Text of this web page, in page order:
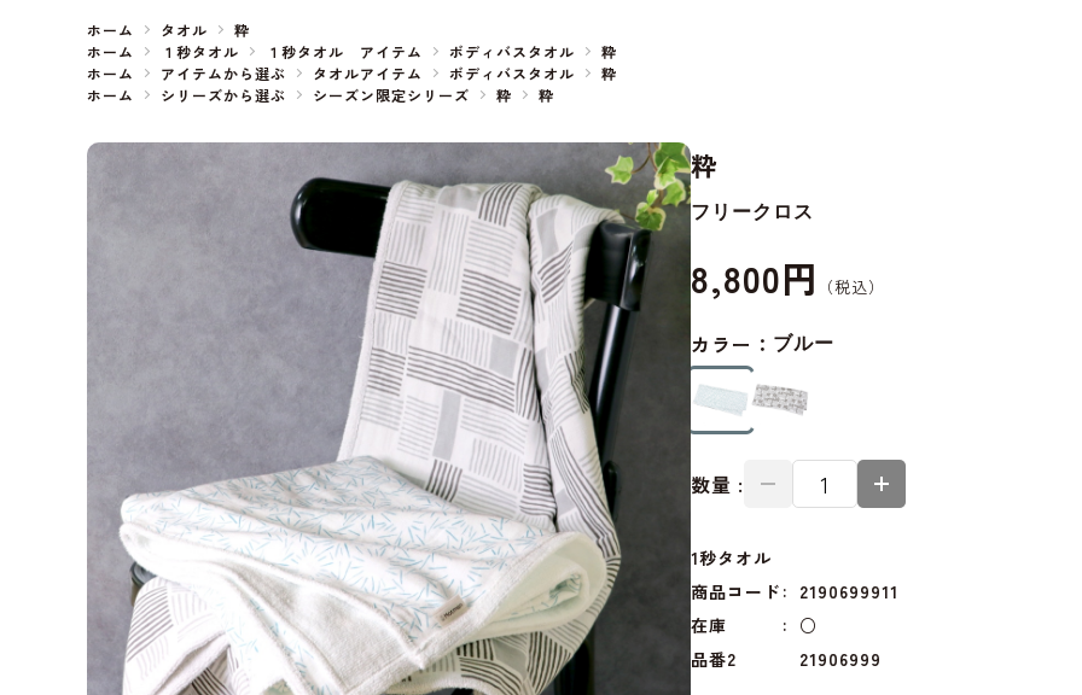
ホーム タオル
粋
ホーム
１秒タオル １秒タオル アイテム ボディバスタオル
粋
ホーム
アイテムから選ぶ タオルアイテム ボディバスタオル
粋
ホーム
シリーズから選ぶ シーズン限定シリーズ 粋 粋
粋
フリークロス
8,800円
カラー： ブルー
数量 :
1秒タオル
商品コード
2190699911
在庫
○
品番2
21906999